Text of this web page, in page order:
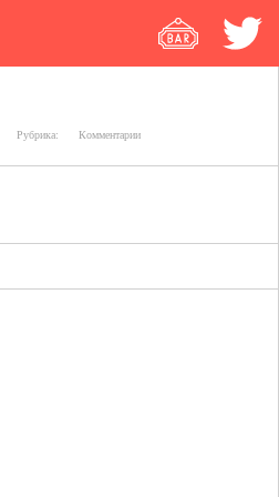
Рубрика: Комментарии